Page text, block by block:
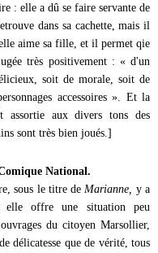
: elle a dû se faire servante de
dans sa cachette, mais il
aime sa fille, et il permet qie
très positivement : « d'un
soit de morale, soit de
accessoires ». Et la
assortie aux divers tons des
sont très bien joués.]
National.
sous le titre de Marianne, y a
offre une situation peu
du citoyen Marsollier,
délicatesse que de vérité, tous